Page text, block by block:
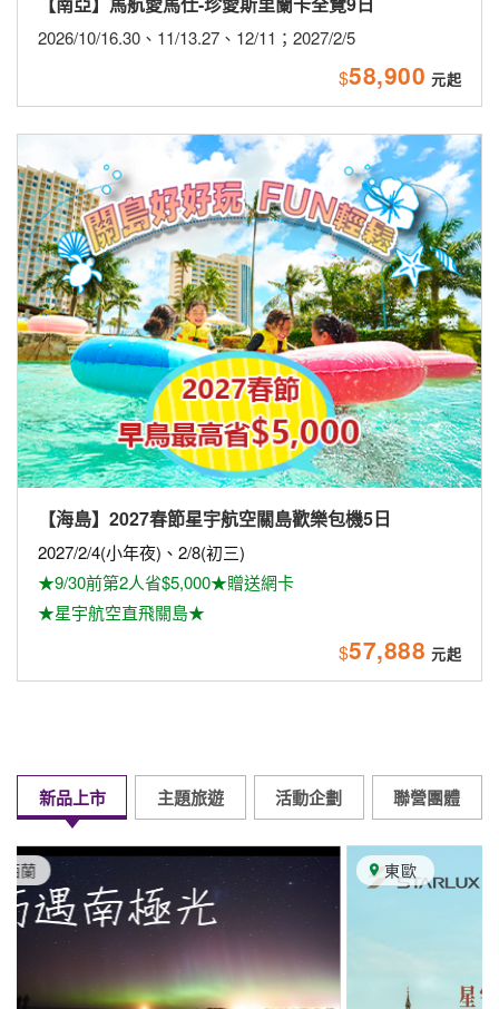
2026/10/16.30、11/13.27、12/11；2027/2/5
$58,900
【海島】2027春節星宇航空關島歡樂包機5日
2027/2/4(小年夜)、2/8(初三)
★9/30前第2人省$5,000★贈送網卡
★星宇航空直飛關島★
$57,888
新品上市 主題旅遊 活動企劃 聯營團體
東歐